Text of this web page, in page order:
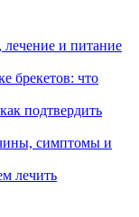
и питание
брекетов: что
подтвердить
симптомы и
лечить